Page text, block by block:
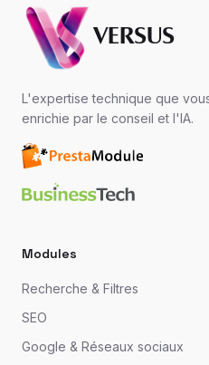
VERSUS
L'expertise technique que
enrichie par le conseil et l'IA.
Modules
Recherche & Filtres
SEO
Google & Réseaux sociaux